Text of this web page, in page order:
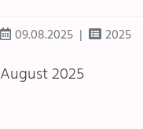
09.08.2025 2025
August 2025